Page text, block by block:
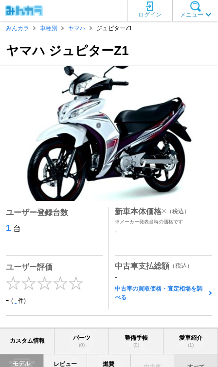
メニュー
ログイン
みんカラ
車種別 ヤマハ ジュピターZ1
ヤマハ ジュピターZ1
ユーザー登録台数
1 台
ユーザー評価
- ( - 件)
新車本体価格※ （税込）
※メーカー発表当時の価格です
-
中古車支払総額 （税込）
-
中古車の買取価格・査定相場を調
べる
カスタム情報 パーツ
(0)
整備手帳
(0)
愛車紹介
(1)
モデル
レビュー 燃費